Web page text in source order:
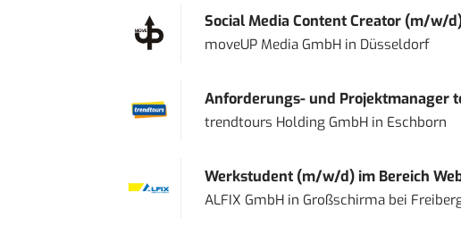
Social Media Content Creator (m/w/
moveUP Media GmbHin Düsseldorf
Anforderungs- und Projektmanager
trendtours Holding GmbHin Eschborn
Werkstudent (m/w/d) im Bereich
ALFIX GmbHin Großschirma bei